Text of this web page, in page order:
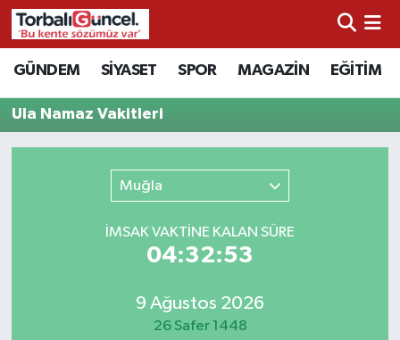
GÜNDEM SİYASET SPOR MAGAZİN EĞİTİM
Ula Namaz Vakitleri
Muğla
İMSAK VAKTİNE KALAN SÜRE
04:32:53
9 Ağustos 2026
26 Safer 1448
İzmir Nöbetçi Eczaneler
İzmir Hava Durumu
İzmir Trafik Yoğunluk Haritası
Süper Lig Puan Durumu ve Fikstür
Tüm Manşetler